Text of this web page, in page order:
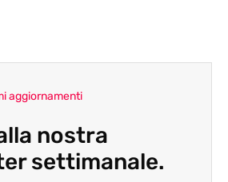
aggiornamenti
nostra
settimanale.